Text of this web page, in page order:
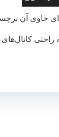
حاوی آن
کانال‌های